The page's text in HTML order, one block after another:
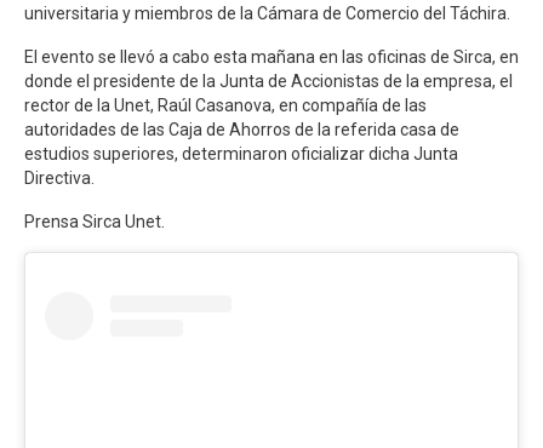
universitaria y miembros de la Cámara de Comercio del Táchira.
El evento se llevó a cabo esta mañana en las oficinas de Sirca, en
donde el presidente de la Junta de Accionistas de la empresa, el
rector de la Unet, Raúl Casanova, en compañía de las
autoridades de las Caja de Ahorros de la referida casa de
estudios superiores, determinaron oficializar dicha Junta
Directiva.
Prensa Sirca Unet.